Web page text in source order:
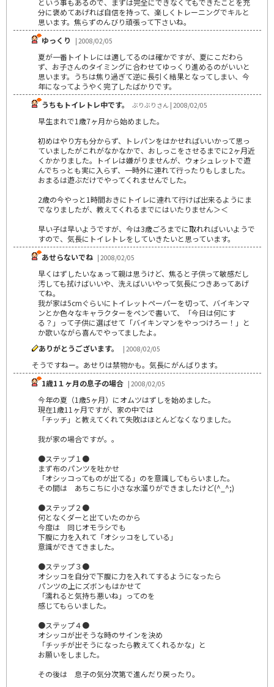
分に褒めてあげれば自信を持って、楽しくトレーニングでキルと
思います。焦らずのんびり頑張って下さいね。
ゆっくり
| 2008/02/05
夏が一番トイトレには適してるのは確かですが、夏にこだわら
ず、お子さんのタイミングに合わせてゆっくり進めるのがいいと
思います。うちは焦り過ぎて逆に長引く結果となってしまい、今
年になってようやく完了したばかりです。
うちもトイレトレ中です。
ぶりぶりさん | 2008/02/05
早生まれで1歳7ヶ月から始めました。
初めはやり方も分からず、トレパンをはかせればいいかって思っ
ていましたがこれがなかなかで、おしっこをさせるまでに2ヶ月近
くかかりました。トイレは嫌がりませんが、ウォシュレットで遊
んでちっとも実に入らず、一時外に連れて行ったりもしました。
おまるは遊ぶだけでやってくれませんでした。
2歳の今やっと1時間おきにトイレに連れて行けば出来るようにま
でなりましたが、教えてくれるまでにはいたりません＞＜
早い子は早いようですが、今は3歳ごろまでに取れればいいようで
すので、気長にトイレトレをしていきたいと思っています。
あせらないでね | 2008/02/05
早くはずしたいなぁって親は思うけど、焦ると子供って敏感だし
汚しても拭けばいいや、洗えばいいやって気長につきあってあげ
てね。
我が家は5cmぐらいにトイレットペーパーを切って、バイキンマ
ンとか色々なキャラクターをペンで書いて、「今日は何にす
る？」って子供に選ばせて「バイキンマンをやっつけろー！」と
か歌いながら喜んでやってましたよ。
ありがとうございます。
| 2008/02/05
そうですねー。あせりは禁物かも。気長にがんばります。
1歳1１ヶ月の息子の場合 | 2008/02/05
今年の夏（1歳5ヶ月）にオムツはずしを始めました。
現在1歳11ヶ月ですが、家の中では
「チッチ」と教えてくれて失敗はほとんどなくなりました。
我が家の場合ですが。。
●ステップ１●
まず布のパンツを吐かせ
「オシッコってものが出てる」のを意識してもらいました。
その間は あちこちに小さな水溜りができましたけど(^_^;)
●ステップ２●
何となくダーと出ていたのから
今度は 同じオモラシでも
下腹に力を入れて「オシッコをしている」
意識ができてきました。
●ステップ３●
オシッコを自分で下腹に力を入れてするようになったら
パンツの上にズボンもはかせて
「濡れると気持ち悪いね」ってのを
感じてもらいました。
●ステップ４●
オシッコが出そうな時のサインを決め
「チッチが出そうになったら教えてくれるかな」と
お願いをしました。
その後は 息子の気分次第で進んだり戻ったり。